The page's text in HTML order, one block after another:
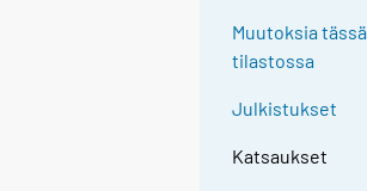
Muutoksia tässä
tilastossa
Julkistukset
Katsaukset